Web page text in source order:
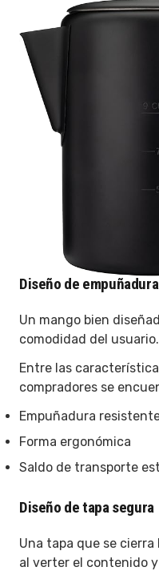
Diseño de
Un mango bien
comodidad del usuario.
Entre las
compradores se
Empuñadura
Forma ergonómica
Saldo de transporte
Diseño de tapa segura
Una tapa que se
al verter el contenido